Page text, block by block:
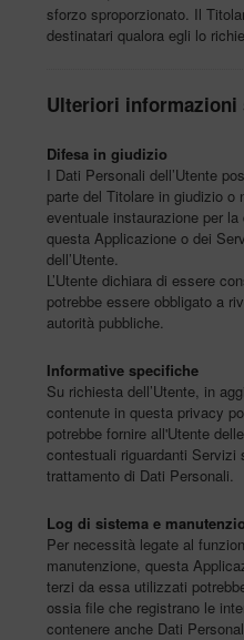
sforzo sproporzionato. Il
destinatari qualora egli lo
Ulteriori informazioni
Difesa in giudizio
I Dati Personali dell’Utente
parte del Titolare in giudizio o
eventuale instaurazione per
questa Applicazione o dei
dell’Utente.
L’Utente dichiara di essere
potrebbe essere obbligato a
autorità pubbliche.
Informative specifiche
Su richiesta dell’Utente, in
contenute in questa privacy
potrebbe fornire all'Utente
contestuali riguardanti
trattamento di Dati Personali.
Log di sistema e
Per necessità legate al
manutenzione, questa
terzi da essa utilizzati
ossia file che registrano le
contenere anche Dati